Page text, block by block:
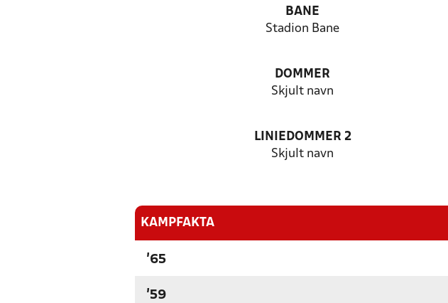
BANE
Stadion Bane
DOMMER
Skjult navn
LINIEDOMMER 2
Skjult navn
KAMPFAKTA
'65
'59